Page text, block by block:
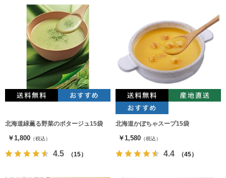
北海道緑薫る野菜のポタージュ15袋
￥1,800 （税込）
4.5 （15）
北海道かぼちゃスープ15袋
￥1,580 （税込）
4.4 （45）